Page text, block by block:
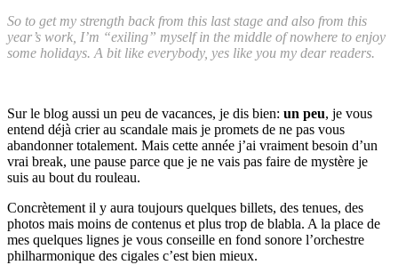
So to get my strength back from this last stage and also from this
year’s work, I’m “exiling” myself in the middle of nowhere to enjoy
some holidays. A bit like everybody, yes like you my dear readers.
Sur le blog aussi un peu de vacances, je dis bien: un peu, je vous
entend déjà crier au scandale mais je promets de ne pas vous
abandonner totalement. Mais cette année j’ai vraiment besoin d’un
vrai break, une pause parce que je ne vais pas faire de mystère je
suis au bout du rouleau.
Concrètement il y aura toujours quelques billets, des tenues, des
photos mais moins de contenus et plus trop de blabla. A la place de
mes quelques lignes je vous conseille en fond sonore l’orchestre
philharmonique des cigales c’est bien mieux.